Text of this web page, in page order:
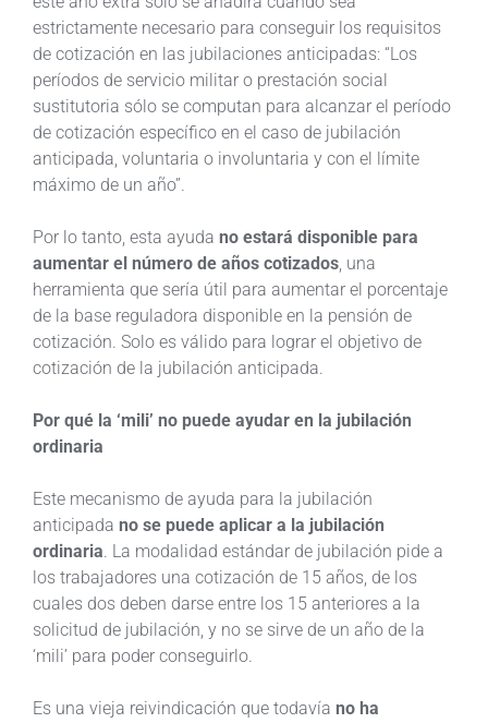
estrictamente necesario para conseguir los requisitos
de cotización en las jubilaciones anticipadas: “Los
períodos de servicio militar o prestación social
sustitutoria sólo se computan para alcanzar el período
de cotización específico en el caso de jubilación
anticipada, voluntaria o involuntaria y con el límite
máximo de un año”.
Por lo tanto, esta ayuda no estará disponible para
aumentar el número de años cotizados , una
herramienta que sería útil para aumentar el porcentaje
de la base reguladora disponible en la pensión de
cotización. Solo es válido para lograr el objetivo de
cotización de la jubilación anticipada.
Por qué la ‘mili’ no puede ayudar en la jubilación
ordinaria
Este mecanismo de ayuda para la jubilación
anticipada no se puede aplicar a la jubilación
ordinaria. La modalidad estándar de jubilación pide a
los trabajadores una cotización de 15 años, de los
cuales dos deben darse entre los 15 anteriores a la
solicitud de jubilación, y no se sirve de un año de la
‘mili’ para poder conseguirlo.
Es una vieja reivindicación que todavía no ha